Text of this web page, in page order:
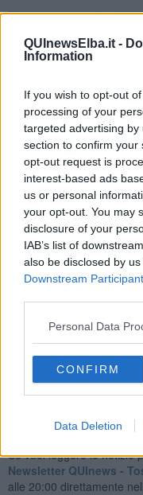
QUInewsElba.it -
Information
If you wish to opt-out
processing of your
targeted advertising
section to confirm your
opt-out request is
interest-based ads
us or personal
your opt-out. You may
disclosure of your
IAB’s list of
also be disclosed by
Downstream
Personal Data
CONFIRM
Data Deletion
Se vuoi leggere le notizie
Newsletter QUInews
mattino direttamente
Basta cliccare QUI
Se vuoi leggere le notizie
Newsletter QUInews -
alle 20:00 direttamente